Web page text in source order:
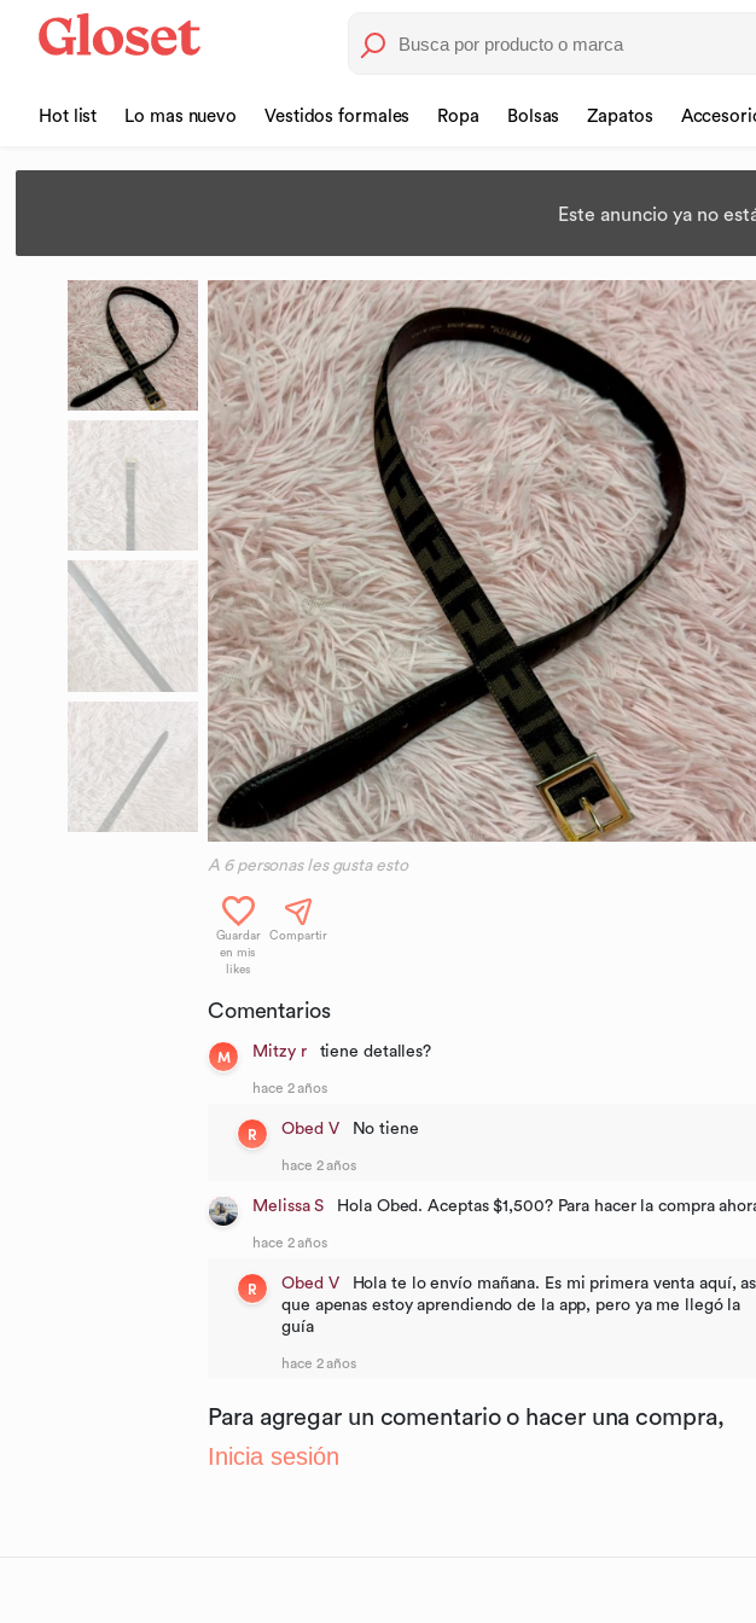
Hot list Lo mas nuevo Vestidos formales Ropa Bolsas Zapatos
Este anuncio ya no
A 6personas les gusta esto
Guardar
en mis
likes
Compartir
Comentarios
M Mitzy r tiene detalles?
hace 2 años
R Obed V No tiene
hace 2 años
Melissa S Hola Obed. Aceptas $1,500? Para hacer la compra
hace 2 años
R Obed V
Hola te lo envío mañana. Es mi primera venta aquí,
que apenas estoy aprendiendo de la app, pero ya me llegó la
guía
hace 2 años
Para agregar un comentario o hacer una compra,
Inicia sesión